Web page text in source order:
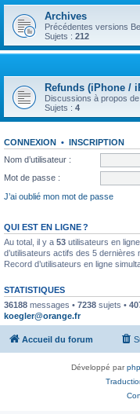
Archives
Précédentes versions
Sujets : 212
Refunds (iPhone /
Discussions à propos
Sujets : 4
CONNEXION • INSCRIPTION
Nom d’utilisateur :
Mot de passe :
J’ai oublié mon mot de passe
QUI EST EN LIGNE ?
Au total, il y a 53 utilisateurs en
d’utilisateurs actifs des 5 dernières
Record d’utilisateurs en ligne
STATISTIQUES
36188 messages • 7238 sujets •
koegler@orange.fr
Accueil du forum
Développé par